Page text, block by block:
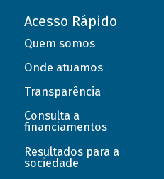
Acesso Rápido
Quem somos
Onde atuamos
Transparência
Consulta a
financiamentos
Resultados para a
sociedade